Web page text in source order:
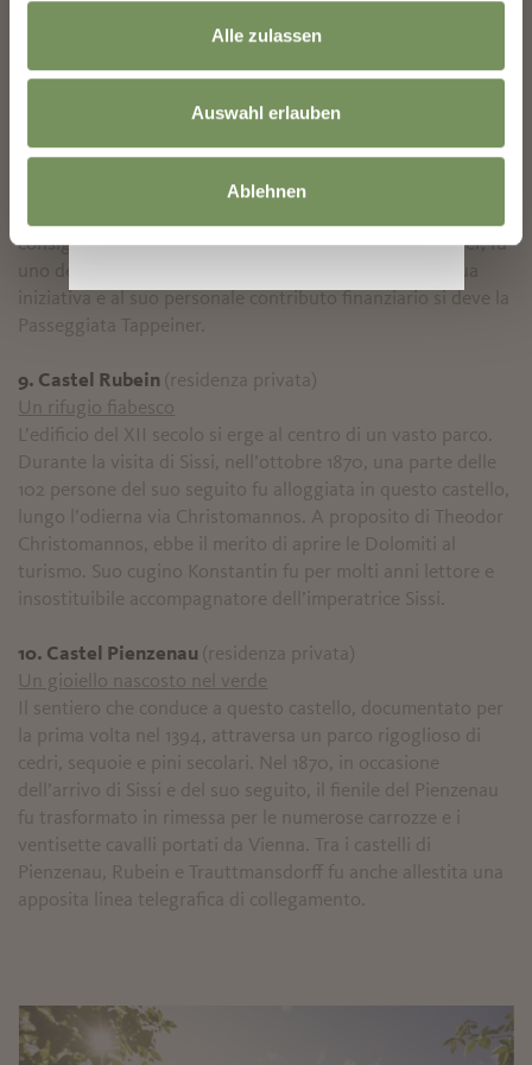
Alle zulassen
Auswahl erlauben
Ablehnen
l’arciduca Karl Ludwig, fu costruito nel 1869 il primo albergo
8. Residenza Reichenbach(residenza privata)
In questa residenza del XIV secolo visse dal 1854 al 1902
Franz Tappeiner, leg-gendario medico meranese, nonché
consigliere scientifico del sindaco Johann Valentin Haller, fu
uno dei pionieri dell’Azienda di Cura di Merano. Alla sua
iniziativa e al suo personale contributo finanziario si deve la
Passeggiata Tappeiner.
9. Castel Rubein (residenza privata)
Un rifugio fiabesco
L’edificio del XII secolo si erge al centro di un vasto parco.
Durante la visita di Sissi, nell’ottobre 1870, una parte delle
102 persone del suo seguito fu alloggiata in questo castello,
lungo l’odierna via Christomannos. A proposito di Theodor
Christomannos, ebbe il merito di aprire le Dolomiti al
turismo. Suo cugino Konstantin fu per molti anni lettore e
insostituibile accompagnatore dell’imperatrice Sissi.
10. Castel Pienzenau (residenza privata)
Un gioiello nascosto nel verde
Il sentiero che conduce a questo castello, documentato per
la prima volta nel 1394, attraversa un parco rigoglioso di
cedri, sequoie e pini secolari. Nel 1870, in occasione
dell’arrivo di Sissi e del suo seguito, il fienile del Pienzenau
fu trasformato in rimessa per le numerose carrozze e i
ventisette cavalli portati da Vienna. Tra i castelli di
Pienzenau, Rubein e Trauttmansdorff fu anche allestita una
apposita linea telegrafica di collegamento.